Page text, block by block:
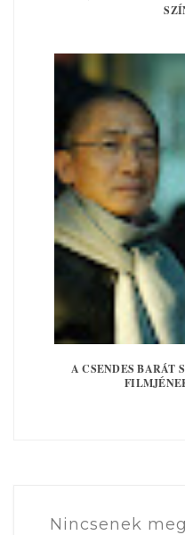
A CSENDES BARÁT
Nincsenek